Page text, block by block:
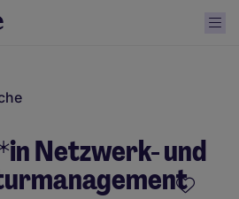
Netzwerk- und